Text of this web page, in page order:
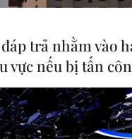
trả nhằm vào
vực nếu bị tấn